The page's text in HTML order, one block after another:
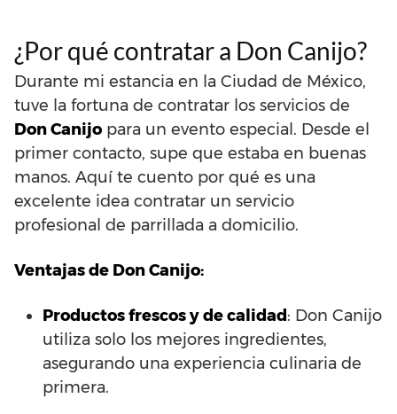
¿Por qué contratar a Don Canijo?
Durante mi estancia en la Ciudad de México,
tuve la fortuna de contratar los servicios de
Don Canijo para un evento especial. Desde el
primer contacto, supe que estaba en buenas
manos. Aquí te cuento por qué es una
excelente idea contratar un servicio
profesional de parrillada a domicilio.
Ventajas de Don Canijo:
Productos frescos y de calidad : Don Canijo
utiliza solo los mejores ingredientes,
asegurando una experiencia culinaria de
primera.